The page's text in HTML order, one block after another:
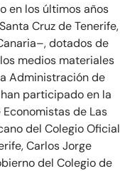
en los últimos años
Cruz de Tenerife,
dotados de
medios materiales
Administración de
participado en la
de Las
del Colegio Oficial
Carlos Jorge
del Colegio de